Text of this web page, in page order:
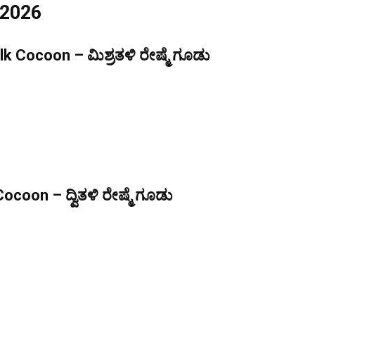
Cocoon – ಮಿಶ್ರತಳಿ ರೇಷ್ಮೆ ಗೂಡು
– ದ್ವಿತಳಿ ರೇಷ್ಮೆ ಗೂಡು